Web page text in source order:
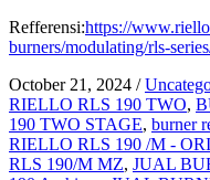
Refferensi:https://
burners/modulating/rls-
October 21, 2024 /
RIELLO RLS 190 TWO,
190 TWO STAGE, burner
RIELLO RLS 190 /M -
RLS 190/M MZ, JUAL